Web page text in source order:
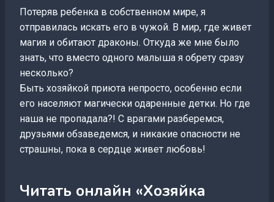
Потеряв ребенка в собственном мире, я
отправилась искать его в чужой. В мир, где живет
магия и обитают драконы. Откуда же мне было
знать, что вместо одного малыша я обрету сразу
несколько?
Быть хозяйкой приюта непросто, особенно если
его населяют магически одаренные детки. Но где
наша не пропадала?! С врагами разберемся,
друзьями обзаведемся, и никакие опасности не
страшны, пока в сердце живет любовь!
Читать онлайн «Хозяйка